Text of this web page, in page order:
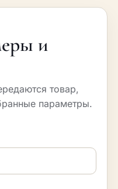
и
товар,
параметры.